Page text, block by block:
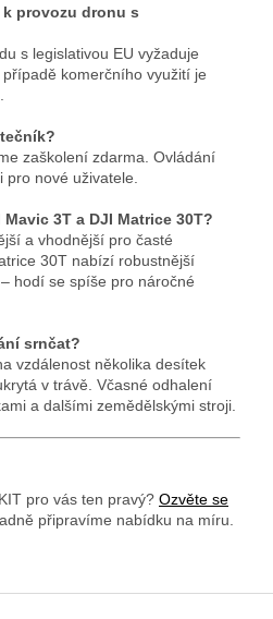
provozu dronu s
s legislativou EU vyžaduje
komerčního využití je
zaškolení zdarma. Ovládání
pro nové uživatele.
3T a DJI Matrice 30T?
a vhodnější pro časté
30T nabízí robustnější
hodí se spíše pro náročné
srnčat?
vzdálenost několika desítek
v trávě. Včasné odhalení
a dalšími zemědělskými stroji.
pro vás ten pravý? Ozvěte se
připravíme nabídku na míru.